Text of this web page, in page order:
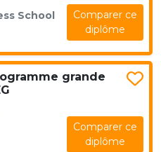
School
Comparer ce
diplôme
grande
Comparer ce
diplôme